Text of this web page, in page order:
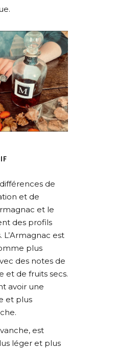
de
et de
et le
des profils
L’Armagnac est
plus
des notes de
et de fruits secs.
avoir une
et plus
est
léger et plus